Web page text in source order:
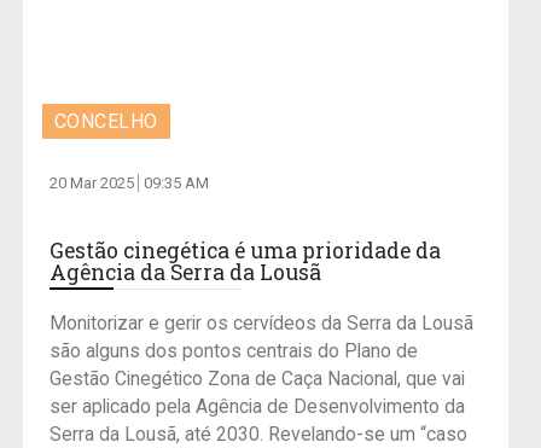
CONCELHO
20 Mar 2025 09:35 AM
Gestão cinegética é uma prioridade da
Agência da Serra da Lousã
Monitorizar e gerir os cervídeos da Serra da Lousã
são alguns dos pontos centrais do Plano de
Gestão Cinegético Zona de Caça Nacional, que vai
ser aplicado pela Agência de Desenvolvimento da
Serra da Lousã, até 2030. Revelando-se um “caso